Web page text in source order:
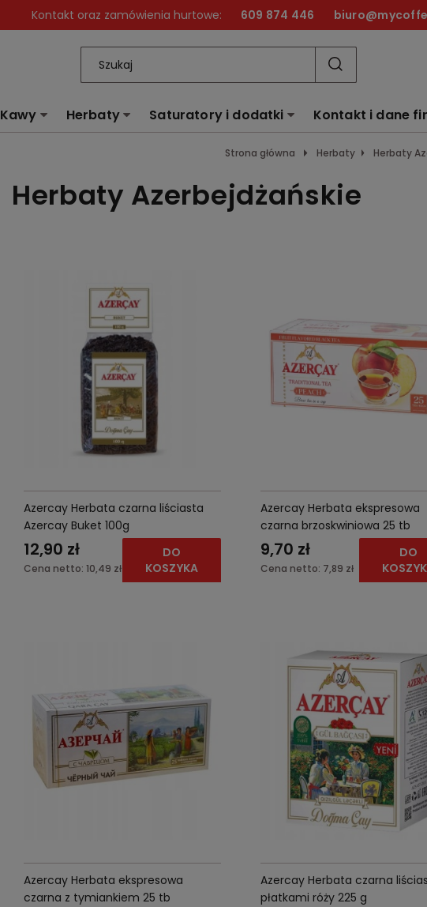
Kontakt oraz zamówienia hurtowe: 609 874 446
Kawy Herbaty Saturatory i dodatki Kontakt i dane
Strona główna Herbaty Herbaty
Herbaty Azerbejdżańskie
Azercay Herbata czarna liściasta
Azercay Buket 100g
12,90 zł
Cena netto: 10,49 zł
DO
KOSZYKA
Azercay Herbata ekspresowa
czarna brzoskwiniowa 25 tb
9,70 zł
Cena netto: 7,89 zł
DO
Azercay Herbata ekspresowa
czarna z tymiankiem 25 tb
Azercay Herbata czarna
płatkami róży 225 g